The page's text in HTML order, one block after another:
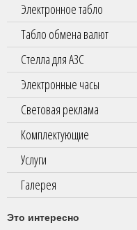
Электронное табло
Табло обмена валют
Стелла для АЗС
Электронные часы
Световая реклама
Комплектующие
Услуги
Галерея
Это интересно